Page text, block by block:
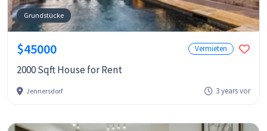
Grundstücke
$45000 Vermieten
2000 Sqft House for Rent
Jennersdorf 3 years vor